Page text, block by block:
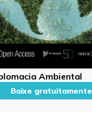
Ambiental
Baixe gratuitamente